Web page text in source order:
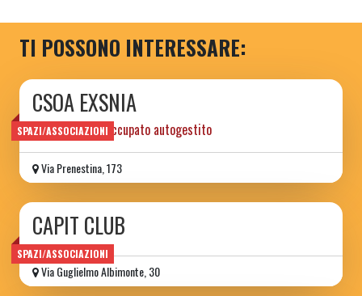
TI POSSONO INTERESSARE:
SPAZI/ASSOCIAZIONI
CSOA EXSNIA
centro sociale occupato autogestito
Via Prenestina, 173
SPAZI/ASSOCIAZIONI
CAPIT CLUB
Via Guglielmo Albimonte, 30